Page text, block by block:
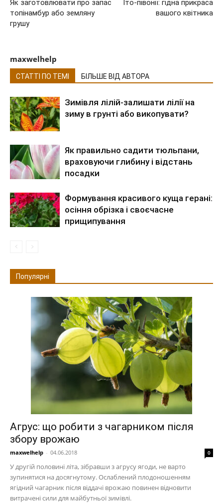
Як заготовлювати про запас
топінамбур або земляну
грушу
Іто-півонії: гідна прикраса
вашого квітника
maxwelhelp
СТАТТІ ПО ТЕМІ БІЛЬШЕ ВІД АВТОРА
Зимівля лілій-залишати лілії на
зиму в грунті або викопувати?
Як правильно садити тюльпани,
враховуючи глибину і відстань
посадки
Формування красивого куща герані:
осіння обрізка і своєчасне
прищипування
Популярні
Агрус: що робити з чагарником після
збору врожаю
maxwelhelp - 04.06.2018 0
У другій половині літа, зібравши з агрусу ягоди, не варто
зупинятися на досягнутому. Ослаблений плодоношенням
ягідний чагарник після віддачі врожаю повинен відновити
витрачені сили для майбутньої зимівлі.